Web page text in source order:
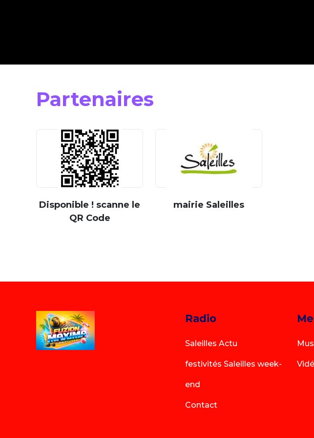
Partenaires
Disponible ! scanne le
QR Code
mairie Saleilles
Radio
Saleilles Actu
festivités Saleilles week-
end
Contact